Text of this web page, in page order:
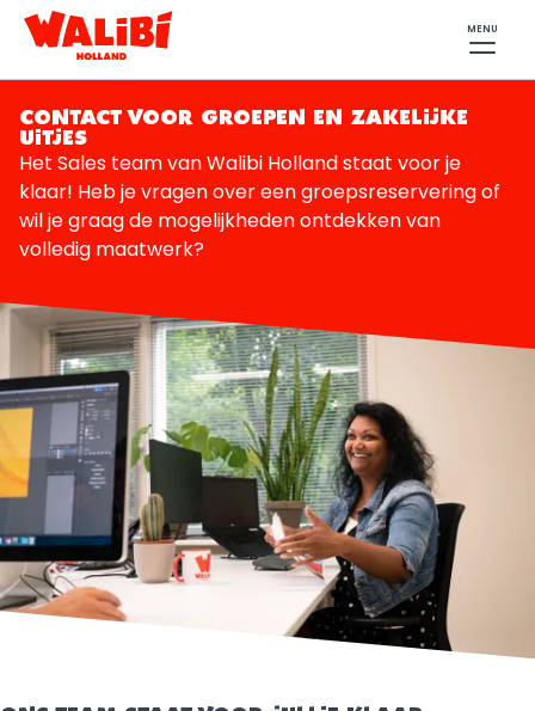
MENU
CONTACT VOOR GROEPEN EN ZAKELIJKE
UITJES
Het Sales team van Walibi Holland staat voor je
klaar! Heb je vragen over een groepsreservering of
wil je graag de mogelijkheden ontdekken van
volledig maatwerk?